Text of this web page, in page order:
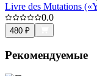
Livre des Mutations
0.0
480 ₽
Рекомендуемые